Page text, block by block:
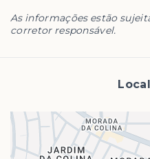
As informações estão
corretor responsável.